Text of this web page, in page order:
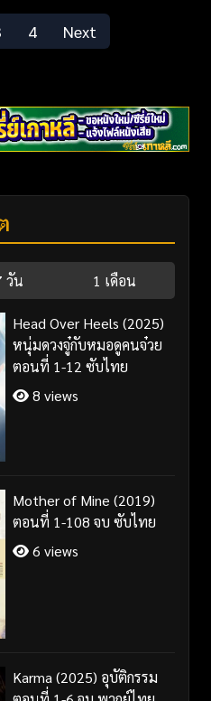
4 Next
วัน 1 เดือน
Head Over Heels (2025)
หนุ่มดวงจู๋กับหมอดูคนจ๋วย
ตอนที่ 1-12 ซับไทย
8 views
Mother of Mine (2019)
ตอนที่ 1-108 จบ ซับไทย
6 views
Karma (2025) อุบัติกรรม